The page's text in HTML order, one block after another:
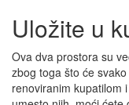
Uložite u
Ova dva prostora su
zbog toga što će
renoviranim kupatilom